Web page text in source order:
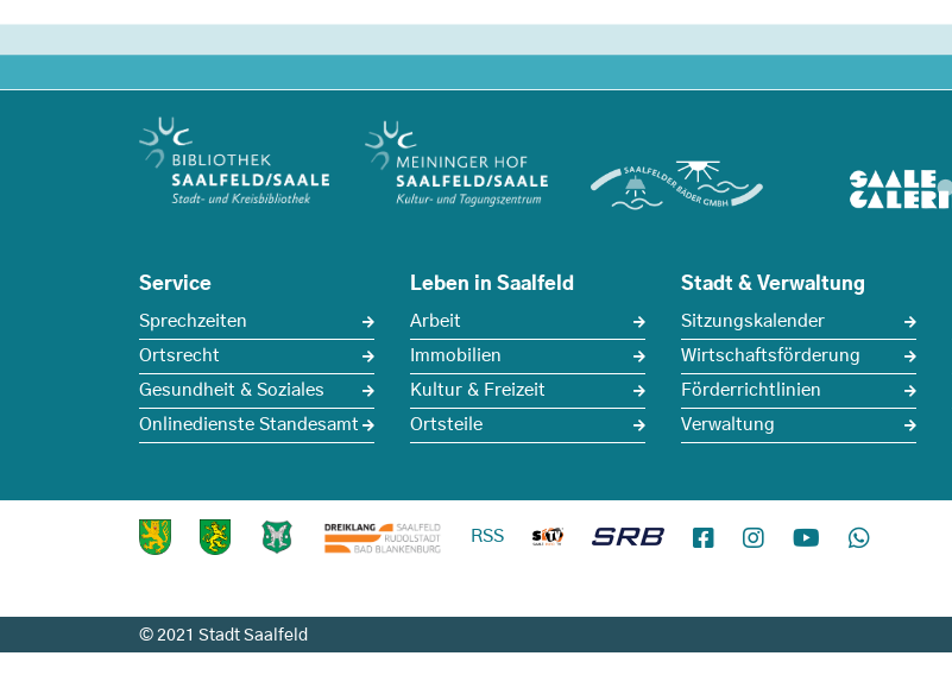
Service
Sprechzeiten
Ortsrecht
Gesundheit & Soziales
Onlinedienste Standesamt
Leben in Saalfeld
Arbeit
Immobilien
Kultur & Freizeit
Ortsteile
Stadt & Verwaltung
Sitzungskalender
Wirtschaftsförderung
Förderrichtlinien
Verwaltung
RSS
© 2021 Stadt Saalfeld